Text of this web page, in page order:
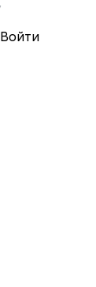
Войти